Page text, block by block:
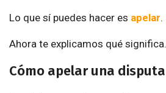
Lo que sí puedes hacer es apelar.
Ahora te explicamos qué significa.
Cómo apelar una disputa